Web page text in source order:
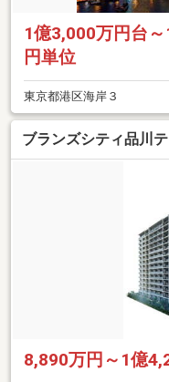
1億3,000万円台
円単位
東京都港区海岸３
ブランズシティ品川
8,890万円～1億